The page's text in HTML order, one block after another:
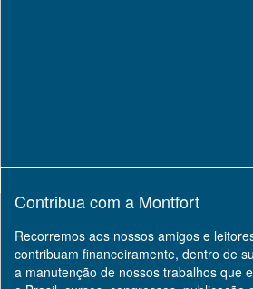
Contribua com a Montfort
Recorremos aos nossos amigos e
contribuam financeiramente, dentro de
a manutenção de nossos trabalhos que